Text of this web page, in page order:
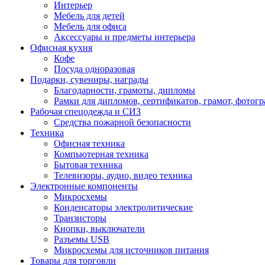
Интерьер
Мебель для детей
Мебель для офиса
Аксессуары и предметы интерьера
Офисная кухня
Кофе
Посуда одноразовая
Подарки, сувениры, награды
Благодарности, грамоты, дипломы
Рамки для дипломов, сертификатов, грамот,
Рабочая спецодежда и СИЗ
Средства пожарной безопасности
Техника
Офисная техника
Компьютерная техника
Бытовая техника
Телевизоры, аудио, видео техника
Электронные компоненты
Микросхемы
Конденсаторы электролитические
Транзисторы
Кнопки, выключатели
Разъемы USB
Микросхемы для источников питания
Товары для торговли